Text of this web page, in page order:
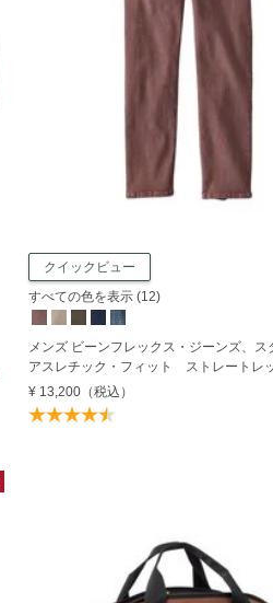
クイックビュー
すべての色を表示 (12)
メンズ ビーンフレックス・ジーンズ、ス
アスレチック・フィット ストレートレ
¥ 13,200（税込）